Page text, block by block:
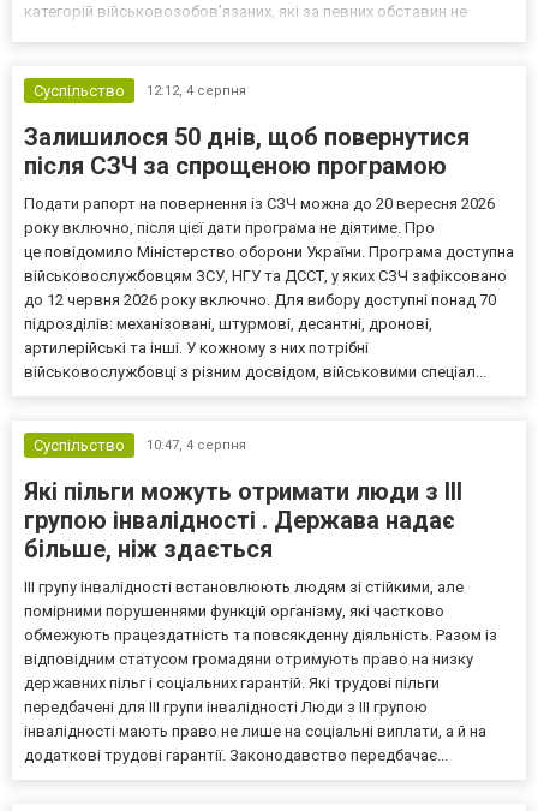
категорій військовозобов’язаних, які за певних обставин не
Суспільство
12:12, 4 серпня
Залишилося 50 днів, щоб повернутися
після СЗЧ за спрощеною програмою
Подати рапорт на повернення із СЗЧ можна до 20 вересня 2026
року включно, після цієї дати програма не діятиме. Про
це повідомило Міністерство оборони України. Програма доступна
військовослужбовцям ЗСУ, НГУ та ДССТ, у яких СЗЧ зафіксовано
до 12 червня 2026 року включно. Для вибору доступні понад 70
підрозділів: механізовані, штурмові, десантні, дронові,
артилерійські та інші. У кожному з них потрібні
військовослужбовці з різним досвідом, військовими спеціал...
Суспільство 10:47, 4 серпня
Які пільги можуть отримати люди з III
групою інвалідності . Держава надає
більше, ніж здається
III групу інвалідності встановлюють людям зі стійкими, але
помірними порушеннями функцій організму, які частково
обмежують працездатність та повсякденну діяльність. Разом із
відповідним статусом громадяни отримують право на низку
державних пільг і соціальних гарантій. Які трудові пільги
передбачені для III групи інвалідності Люди з III групою
інвалідності мають право не лише на соціальні виплати, а й на
додаткові трудові гарантії. Законодавство передбачає...